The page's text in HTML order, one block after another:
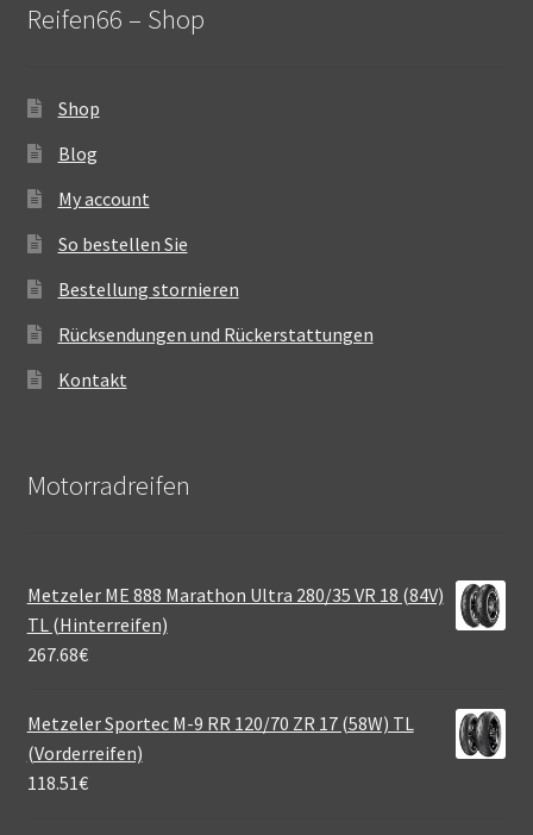
Reifen66 – Shop
Shop
Blog
My account
So bestellen Sie
Bestellung stornieren
Rücksendungen und Rückerstattungen
Kontakt
Motorradreifen
Metzeler ME 888 Marathon Ultra 280/35 VR 18 (84V)
TL (Hinterreifen)
267.68€
Metzeler Sportec M-9 RR 120/70 ZR 17 (58W) TL
(Vorderreifen)
118.51€